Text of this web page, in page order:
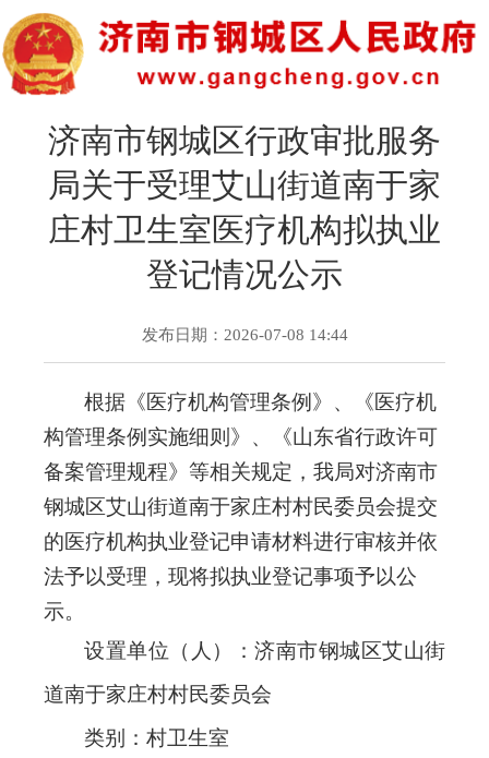
济南市钢城区行政审批服务
局关于受理艾山街道南于家
庄村卫生室医疗机构拟执业
登记情况公示
发布日期：2026-07-08 14:44
根据 《医疗机构管理条例》、《医疗机
构管理条例实施细则》、《山东省行政许可
备案管理规程》等相关规定，我局对济南市
钢城区艾山街道南于家庄村村民委员会提交
的医疗机构执业登记申请材料进行审核并依
法予以受理，现将拟执业登记事项予以公
示。
设置单位（人）：济南市钢城区艾山街
道南于家庄村村民委员会
类别：村卫生室